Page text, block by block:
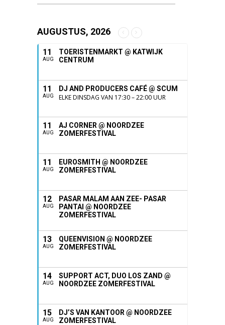
AUGUSTUS, 2026
11
AUG
TOERISTENMARKT @ KATWIJK
CENTRUM
11
AUG
DJ AND PRODUCERS CAFÉ @ SCUM
ELKE DINSDAG VAN 17:30 – 22:00 UUR
11
AUG
AJ CORNER @ NOORDZEE
ZOMERFESTIVAL
11
AUG
EUROSMITH @ NOORDZEE
ZOMERFESTIVAL
12
AUG
PASAR MALAM AAN ZEE- PASAR
PANTAI @ NOORDZEE
ZOMERFESTIVAL
13
AUG
QUEENVISION @ NOORDZEE
ZOMERFESTIVAL
14
AUG
SUPPORT ACT, DUO LOS ZAND @
NOORDZEE ZOMERFESTIVAL
15
AUG
DJ’S VAN KANTOOR @ NOORDZEE
ZOMERFESTIVAL